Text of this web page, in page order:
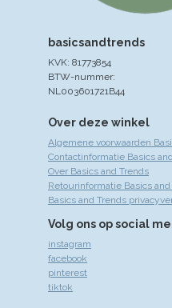
Over deze winkel
Algemene voorwaarden
Contactinformatie Basics
Over Basics and Trends
Retourinformatie Basics
Basics and Trends
Volg ons op social
instagram
facebook
pinterest
tiktok
basicsandtrends
KVK: 81773854
BTW-nummer:
NL003601721B44